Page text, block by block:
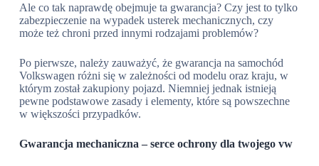
Ale co tak naprawdę obejmuje ta gwarancja? Czy jest to tylko
zabezpieczenie na wypadek usterek mechanicznych, czy
może też chroni przed innymi rodzajami problemów?
Po pierwsze, należy zauważyć, że gwarancja na samochód
Volkswagen różni się w zależności od modelu oraz kraju, w
którym został zakupiony pojazd. Niemniej jednak istnieją
pewne podstawowe zasady i elementy, które są powszechne
w większości przypadków.
Gwarancja mechaniczna – serce ochrony dla twojego vw